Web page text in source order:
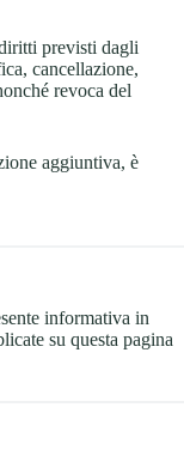
previsti dagli
cancellazione,
revoca del
aggiuntiva, è
informativa in
su questa pagina